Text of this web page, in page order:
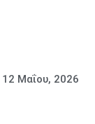
12 Μαΐου, 2026